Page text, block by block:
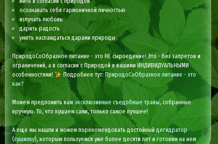
осознавать себя гармоничной личностью
излучать любовь
дарить радость
уметь наслаждаться дарами природы
ПриродоСоОбразное питание - это НЕ сыроедение! Это - без запретов и
ограничений, а в согласии с Природой и вашими ИНДИВИДУАЛЬНЫМИ
особенностями!
Подробнее тут: ПриродоСоОбразное питание - это
как?
Можем предложить вамэксклюзивные съедобные травы, собранные
вручную. То, что кушаем сами, только самое лучшее!
А еще мы нашли и можем порекомендовать достойныйдегидратор
(сушилку), которым пользуемся уже более десяти лет и готовим на нем